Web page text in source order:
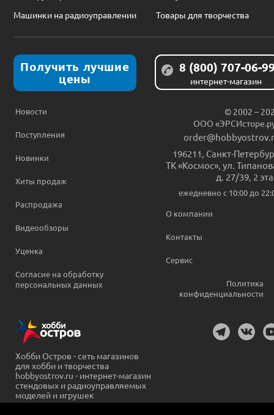
Машинки на радиоуправлении
Товары для творчества
Получить лучшие
цены
8 (800) 707-06-
интернет-магазин
Новости
Поступления
Новинки
Хиты продаж
Распродажа
Видеообзоры
Уценка
Согласие на обработку
персональных данных
© 2002 –
ООО
196211, Санкт-
ТК «Космос», ул.
д. 27/39, 2
ежедневно c 10:00 до
О компании
Контакты
Сервис
Политика
конфиденциальности
Хобби Остров - сеть магазинов
для хобби и творчества
hobbyostrov.ru - интернет-магазин
стендовых и радиоуправляемых
моделей и игрушек